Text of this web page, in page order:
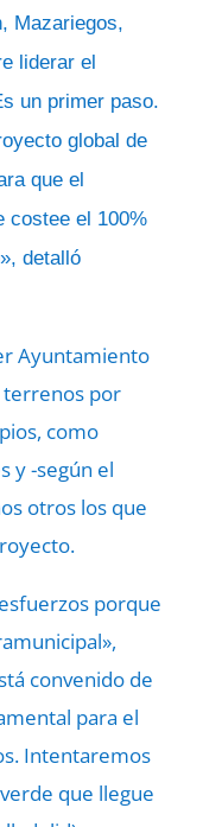
Mazariegos,
liderar el
un primer paso.
global de
que el
costee el 100%
detalló
Ayuntamiento
terrenos por
como
y -según el
otros los que
porque
convenido de
para el
Intentaremos
que llegue